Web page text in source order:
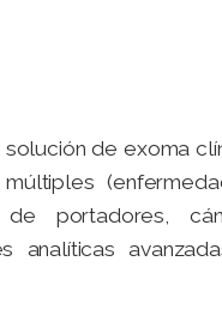
de exoma
de portadores,
analíticas